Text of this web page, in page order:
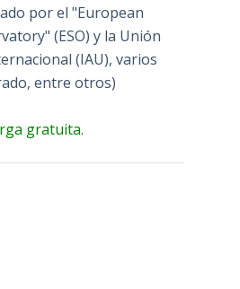
por el "European
(ESO) y la Unión
(IAU), varios
entre otros)
gratuita.